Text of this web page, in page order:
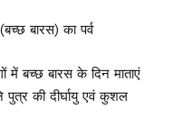
बारस) का पर्व
में बच्छ बारस के दिन माताएं
की दीर्घायु एवं कुशल